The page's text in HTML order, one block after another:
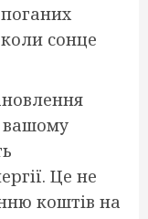
сонце
вашому
Це не
коштів на